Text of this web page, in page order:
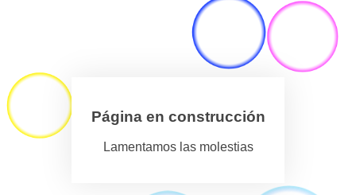
Página en construcción
Lamentamos las molestias